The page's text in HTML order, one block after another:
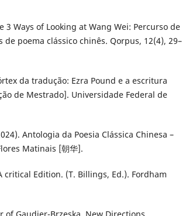
3 Ways of Looking at Wang Wei: Percurso de
poema clássico chinês. Qorpus, 12(4), 29–
da tradução: Ezra Pound e a escritura
de Mestrado]. Universidade Federal de
Antologia da Poesia Clássica Chinesa –
Matinais [朝华].
critical Edition. (T. Billings, Ed.). Fordham